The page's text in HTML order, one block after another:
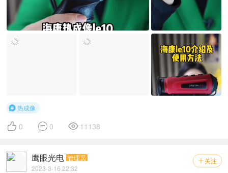
热成像
 0  0  11138
 关注
鹰眼光电 管理员
2023-3-16 22:32